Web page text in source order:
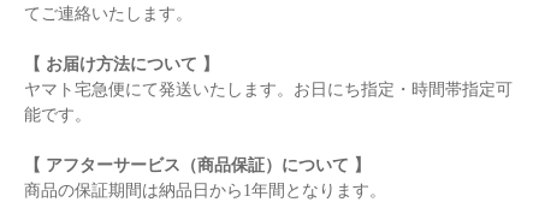
てご連絡いたします。
【 お届け方法について 】
ヤマト宅急便にて発送いたします。お日にち指定・時間帯指定可
能です。
【 アフターサービス（商品保証）について 】
商品の保証期間は納品日から1年間となります。